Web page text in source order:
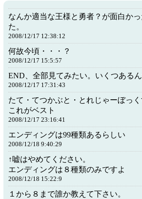
なんか適当な王様と勇者？が面白か
た。
2008/12/17 12:38:12
何故今頃・・・？
2008/12/17 15:5:57
END、全部見てみたい。いくつある
2008/12/17 17:31:43
たて・てつかぶと・とれじゃーぼっ
これがベスト
2008/12/17 23:16:41
エンディングは99種類あるらしい
2008/12/18 9:40:29
↑嘘はやめてください。
エンディングは８種類のみですよ
2008/12/18 15:22:9
１から８まで誰か教えて下さい。